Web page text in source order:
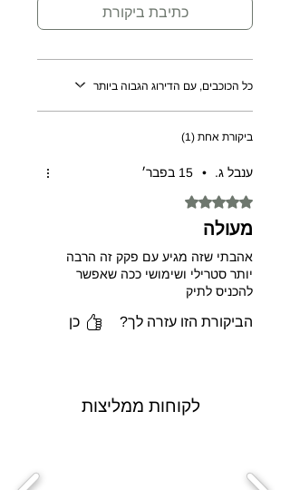
כתיבת ביקורת
כל הכוכבים, עם הדירוג הגבוה ביותר
ביקורת אחת (1)
ענבל ג. • 15 בפבר׳
דירוג של 5 מתוך 5 כוכבים.
מעולה
אהבתי שזה מגיע עם פקק זה הרבה
יותר סטרילי ושימושי ככה שאפשר
להכניס לתיק
הביקורת הזו עזרה לך? כן